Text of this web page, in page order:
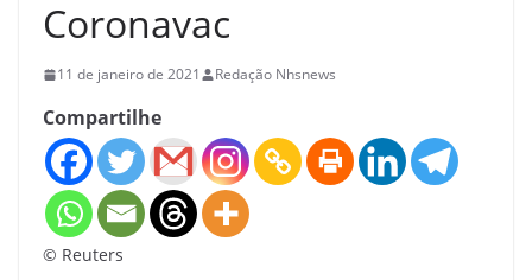
Coronavac
11 de janeiro de 2021 Redação Nhsnews
Compartilhe
© Reuters